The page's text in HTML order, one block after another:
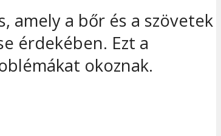
amely a bőr és a szövetek
érdekében. Ezt a
okoznak.